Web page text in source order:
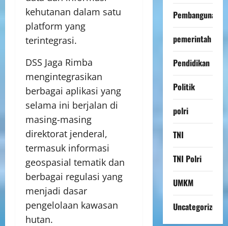
kehutanan dalam satu
platform yang
terintegrasi.
DSS Jaga Rimba
mengintegrasikan
berbagai aplikasi yang
selama ini berjalan di
masing-masing
direktorat jenderal,
termasuk informasi
geospasial tematik dan
berbagai regulasi yang
menjadi dasar
pengelolaan kawasan
hutan.
Pembangunan
pemerintah
Pendidikan
Politik
polri
TNI
TNI Polri
UMKM
Uncategorized